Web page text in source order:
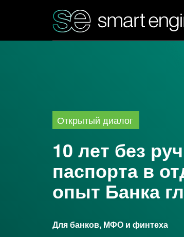
Открытый диалог
10 лет без
паспорта в
опыт Банка
Для банков, МФО и финтеха